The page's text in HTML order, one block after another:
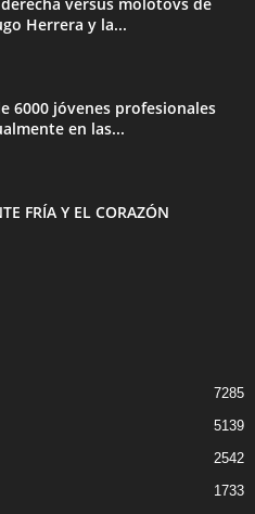
versus molotovs de
Herrera y la...
6000 jóvenes profesionales
en las...
FRÍA Y EL CORAZÓN
7285
5139
2542
1733